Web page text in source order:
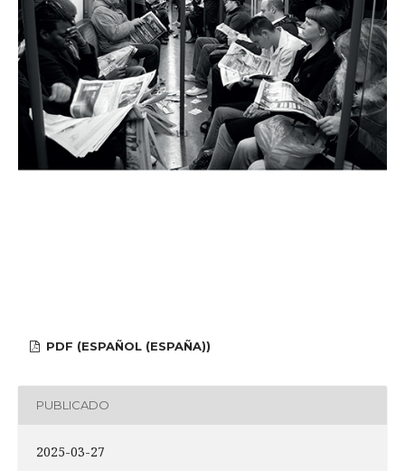
PDF (ESPAÑOL (ESPAÑA))
PUBLICADO
2025-03-27